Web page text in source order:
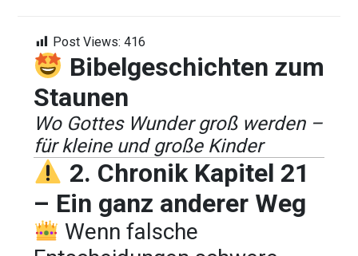
Post Views: 416
Bibelgeschichten zum
Staunen
Wo Gottes Wunder groß werden –
für kleine und große Kinder
2. Chronik Kapitel 21
– Ein ganz anderer Weg
Wenn falsche